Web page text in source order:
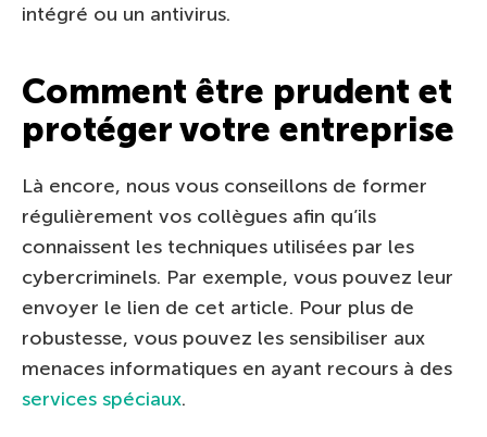
intégré ou un antivirus.
Comment être prudent et
protéger votre entreprise
Là encore, nous vous conseillons de former
régulièrement vos collègues afin qu’ils
connaissent les techniques utilisées par les
cybercriminels. Par exemple, vous pouvez leur
envoyer le lien de cet article. Pour plus de
robustesse, vous pouvez les sensibiliser aux
menaces informatiques en ayant recours à des
services spéciaux.